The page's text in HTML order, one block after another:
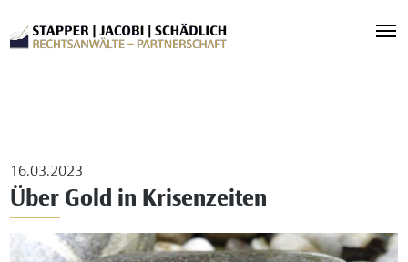
16.03.2023
Über Gold in Krisenzeiten